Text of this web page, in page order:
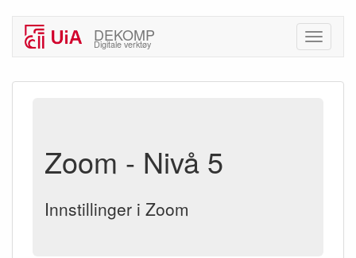
DEKOMP
Digitale verktøy
Zoom - Nivå 5
Innstillinger i Zoom